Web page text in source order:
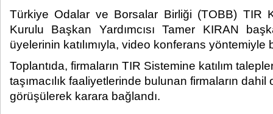
Türkiye Odalar ve Borsalar Birliği (TOBB) TIR
Kurulu Başkan Yardımcısı Tamer KIRAN
üyelerinin katılımıyla, video konferans yöntemiyle
Toplantıda, firmaların TIR Sistemine katılım
taşımacılık faaliyetlerinde bulunan firmaların
görüşülerek karara bağlandı.